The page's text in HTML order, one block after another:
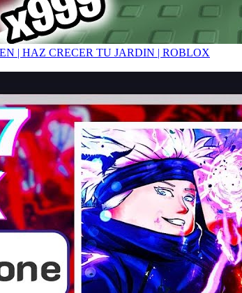
| HAZ CRECER TU JARDIN | ROBLOX